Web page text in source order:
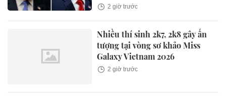
2 giờ trước
Nhiều thí sinh 2k7, 2k8 gây ấn
tượng tại vòng sơ khảo Miss
Galaxy Vietnam 2026
2 giờ trước